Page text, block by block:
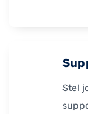
Stel